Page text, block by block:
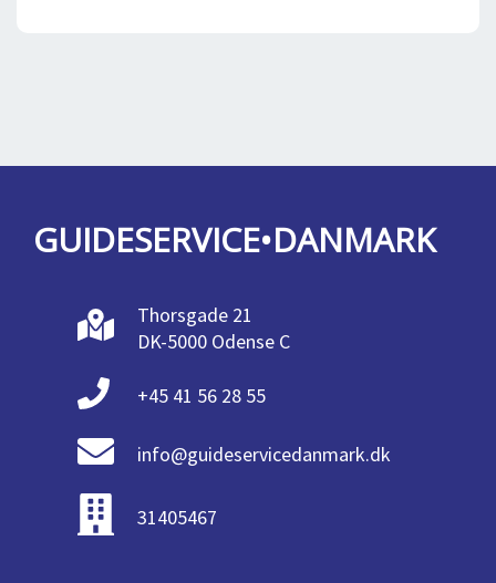
GUIDESERVICE•DANMARK
Thorsgade 21
DK-5000 Odense C
+45 41 56 28 55
info@guideservicedanmark.dk
31405467